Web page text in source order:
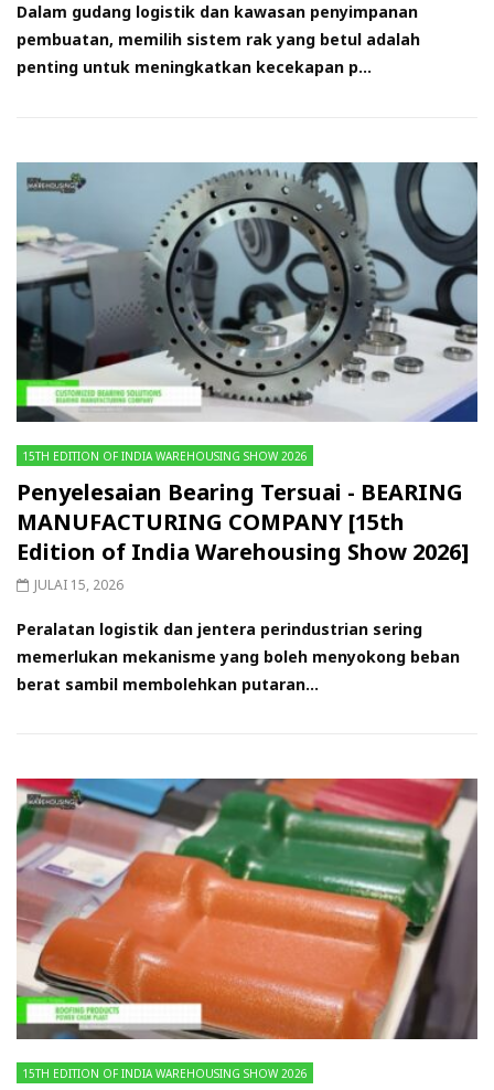
Dalam gudang logistik dan kawasan penyimpanan
pembuatan, memilih sistem rak yang betul adalah
penting untuk meningkatkan kecekapan p...
15TH EDITION OF INDIA WAREHOUSING SHOW 2026
Penyelesaian Bearing Tersuai - BEARING
MANUFACTURING COMPANY [15th
Edition of India Warehousing Show 2026]
JULAI 15, 2026
Peralatan logistik dan jentera perindustrian sering
memerlukan mekanisme yang boleh menyokong beban
berat sambil membolehkan putaran...
15TH EDITION OF INDIA WAREHOUSING SHOW 2026